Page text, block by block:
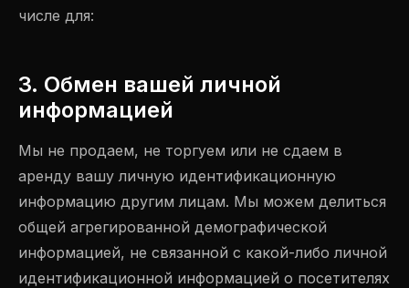
числе для:
3. Обмен вашей личной
информацией
Мы не продаем, не торгуем или не сдаем в
аренду вашу личную идентификационную
информацию другим лицам. Мы можем делиться
общей агрегированной демографической
информацией, не связанной с какой-либо личной
идентификационной информацией о посетителях